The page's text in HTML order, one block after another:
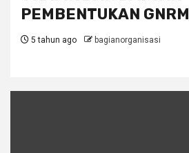
PEMBENTUKAN GNRM
5 tahun ago bagianorganisasi